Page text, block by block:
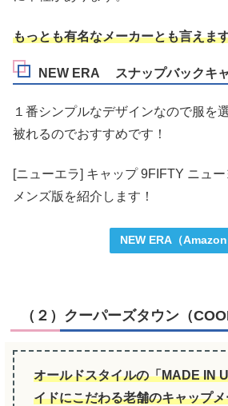
もっとも有名なメーカーとも言えま
NEW ERA スナップバックキ
１番シンプルなデザインなので服を
被れるのでおすすめです！
[ニューエラ] キャップ 9FIFTY ニュ
メンズ版を紹介します！
NEW ERA（Amazon
（２）クーパーズタウン（
オールドスタイルの「MADE IN
イドにこだわる老舗のキャップ